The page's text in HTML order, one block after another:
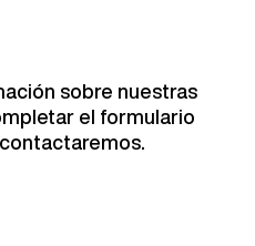
sobre nuestras
el formulario